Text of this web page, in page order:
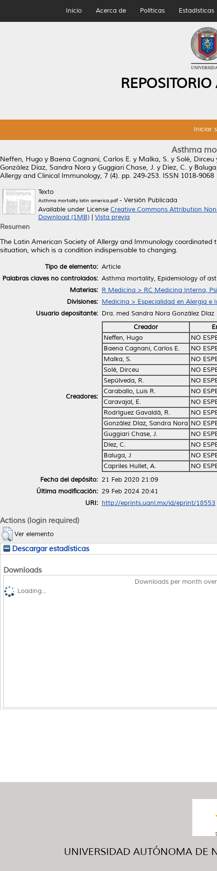
Inicio Acerca de Políticas Estadísticas
Iniciar
Asthma
Neffen, Hugo y Baena Cagnani, Carlos E. y Malka, S. y Solé, Dirceu
González Díaz, Sandra Nora y Guggiari Chase, J. y Díez, C. y
Allergy and Clinical Immunology, 7 (4). pp. 249-253. ISSN 1018-9068
Texto
Asthma mortality latin america.pdf- Versión Publicada
Available under License Creative Commons Attribution
Download (1MB)
Vista previa
Resumen
The Latin American Society of Allergy and Immunology
situation, which is a condition indispensable to changing.
Tipo de elemento: Article
Palabras claves no controlados: Asthma mortality, Epidemiology of
Materias: R Medicina > RC Medicina Interna,
Divisiones: Medicina > Especialidad en Alergia e
Usuario depositante: Dra. med Sandra Nora González Díaz
Creadores:
Creador
Neffen, Hugo
NO
Baena Cagnani, Carlos E.
NO
Malka, S.
NO
Solé, Dirceu
NO
Sepúlveda, R.
NO
Caraballo, Luis R.
NO
Caravajal, E.
NO
Rodríguez Gavaldá, R.
NO
González Díaz, Sandra Nora NO
Guggiari Chase, J.
NO
Díez, C.
NO
Baluga, J
NO
Capriles Hullet, A.
NO
Fecha del depósito: 21 Feb 2020 21:09
Última modificación: 29 Feb 2024 20:41
URI: http://eprints.uanl.mx/id/eprint/18553
Actions (login required)
Ver elemento
Descargar estadísticas
Downloads
Downloads per month
Loading...
UNIVERSIDAD AUTÓNOMA DE